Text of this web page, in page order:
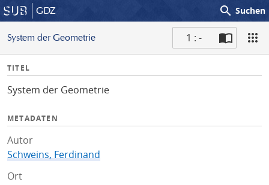
GDZ search Suchen
System der Geometrie 1 : -
I
f
TITEL
System der Geometrie
METADATEN
Autor
Schweins, Ferdinand
Ort